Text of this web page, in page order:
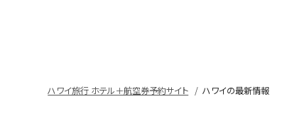
ハワイ旅行 ホテル＋航空券予約サイト ハワイの最新情報